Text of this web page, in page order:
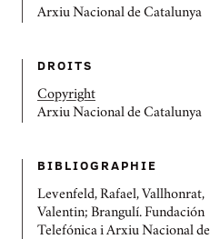
Arxiu Nacional de Catalunya
DROITS
Copyright
Arxiu Nacional de Catalunya
BIBLIOGRAPHIE
Levenfeld, Rafael, Vallhonrat,
Valentin; Brangulí. Fundación
Telefónica i Arxiu Nacional de